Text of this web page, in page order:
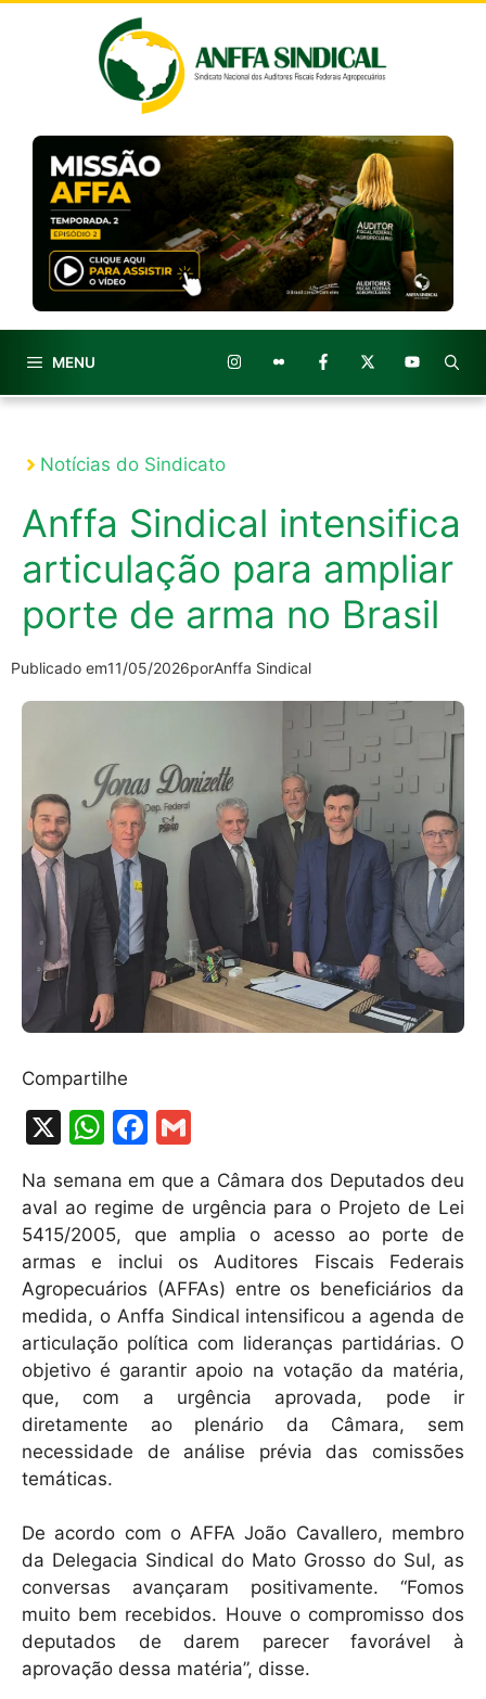
MENU
Notícias do Sindicato
Anffa Sindical intensifica
articulação para ampliar
porte de arma no Brasil
Publicado em11/05/2026porAnffa Sindical
Compartilhe
X
W
at
s
A
p
p
F
c
e
b
o
o
k
ai
l
Na semana em que a Câmara dos Deputados deu
aval ao regime de urgência para o Projeto de Lei
5415/2005, que amplia o acesso ao porte de
armas e inclui os Auditores Fiscais Federais
Agropecuários (AFFAs) entre os beneficiários da
medida, o Anffa Sindical intensificou a agenda de
articulação política com lideranças partidárias. O
objetivo é garantir apoio na votação da matéria,
que, com a urgência aprovada, pode ir
diretamente ao plenário da Câmara, sem
necessidade de análise prévia das comissões
temáticas.
De acordo com o AFFA João Cavallero, membro
da Delegacia Sindical do Mato Grosso do Sul, as
conversas avançaram positivamente. “Fomos
muito bem recebidos. Houve o compromisso dos
deputados de darem parecer favorável à
aprovação dessa matéria”, disse.